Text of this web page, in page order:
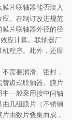
膜片联轴器能否装入
。在制订改进规范
片联轴器外径的径
应计算。联轴器厂
程序。此外，还应
需要润滑、密封，
齿式联轴器。膜片
一般采用接中间轴
几组膜片（不锈钢
由数片叠集而成，